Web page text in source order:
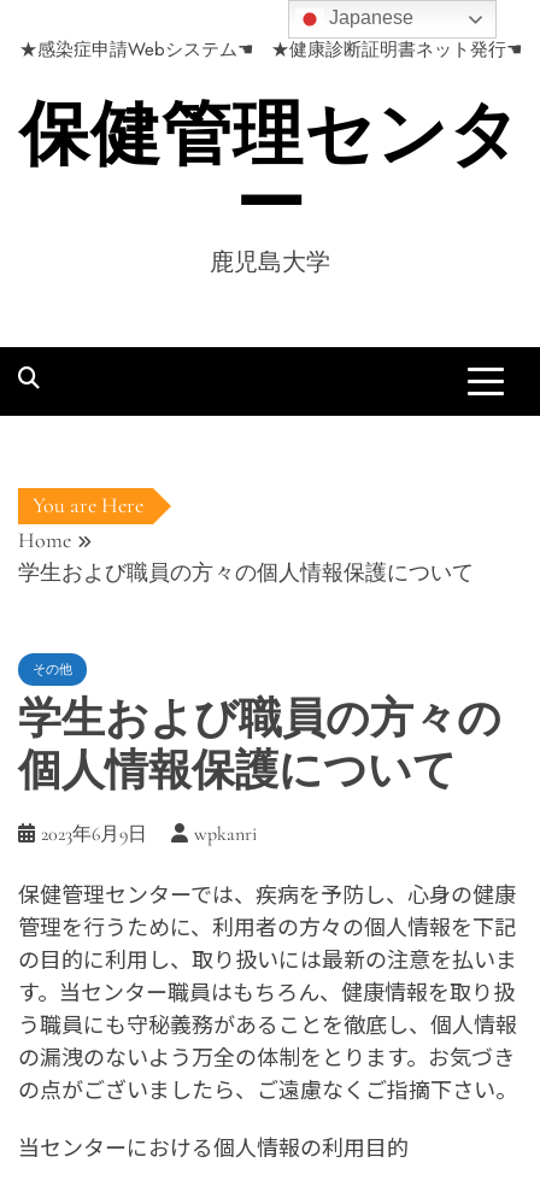
★感染症申請Webシステム☚ ★健康診断証明書ネット発行☚
保健管理センタ
ー
鹿児島大学
You are Here
Home
学生および職員の方々の個人情報保護について
その他
学生および職員の方々の
個人情報保護について
2023年6月9日 wpkanri
保健管理センターでは、疾病を予防し、心身の健康
管理を行うために、利用者の方々の個人情報を下記
の目的に利用し、取り扱いには最新の注意を払いま
す。当センター職員はもちろん、健康情報を取り扱
う職員にも守秘義務があることを徹底し、個人情報
の漏洩のないよう万全の体制をとります。お気づき
の点がございましたら、ご遠慮なくご指摘下さい。
当センターにおける個人情報の利用目的
Japanese